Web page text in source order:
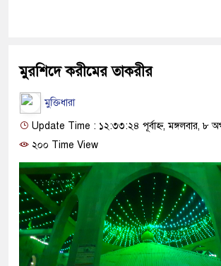
মুরশিদে করীমের তাকরীর
মুক্তিধারা
Update Time : ১২:৩৩:২৪ পূর্বাহ্ন, মঙ্গলবার, ৮
২০০ Time View